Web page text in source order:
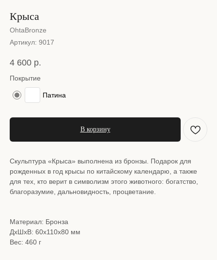
Крыса
OhtaBronze
Артикул: 9017
4 600 р.
Покрытие
Патина
В корзину
Скульптура «Крыса» выполнена из бронзы. Подарок для
рожденных в год крысы по китайскому календарю, а также
для тех, кто верит в символизм этого животного: богатство,
благоразумие, дальновидность, процветание.
Материал: Бронза
ДxШxВ: 60x110x80 мм
Вес: 460 г